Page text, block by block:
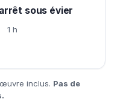
sous évier
1 h
inclus. Pas de